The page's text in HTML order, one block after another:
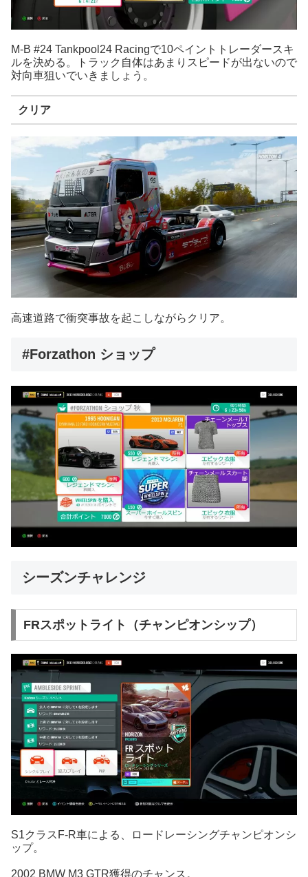
M-B #24 Tankpool24 Racingで10ペイントトレーダースキ
ルを決める。トラック自体はあまりスピードが出ないので
対向車狙いでいきましょう。
クリア
高速道路で衝突事故を起こしながらクリア。
#Forzathon ショップ
シーズンチャレンジ
FRスポットライト（チャンピオンシップ）
S1クラスF-R車による、ロードレーシングチャンピオンシ
ップ。
2002 BMW M3 GTR獲得のチャンス。